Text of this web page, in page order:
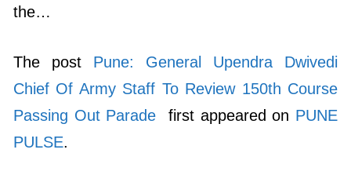
the…
The post Pune: General Upendra Dwivedi
Chief Of Army Staff To Review 150th Course
Passing Out Parade
first appeared on PUNE
PULSE.